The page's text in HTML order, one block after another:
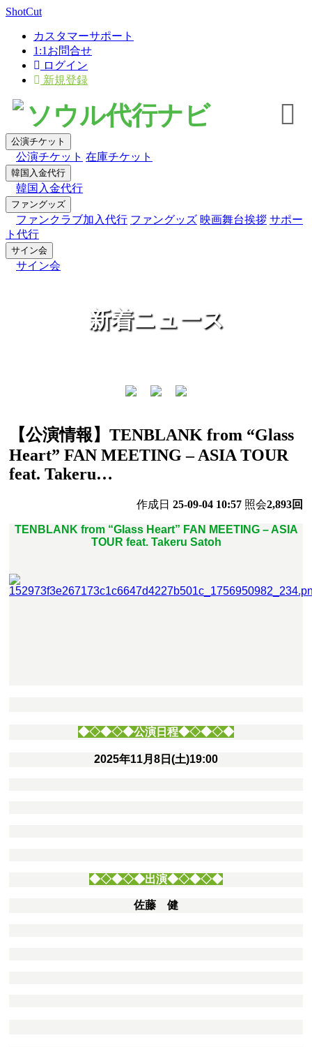
ShotCut
カスタマーサポート
1:1お問合せ
ログイン
新規登録
ソウル代行ナビ
公演チケット
公演チケット 在庫チケット
韓国入金代行
韓国入金代行
ファングッズ
ファンクラブ加入代行 ファングッズ 映画舞台挨拶 サポー
ト代行
サイン会
サイン会
新着ニュース
【公演情報】TENBLANK from “Glass
Heart” FAN MEETING – ASIA TOUR
feat. Takeru…
作成日 25-09-04 10:57 照会2,893回
TENBLANK from “Glass Heart” FAN MEETING – ASIA
TOUR feat. Takeru Satoh
◆◇◆◇◆公演日程◆◇◆◇◆
2025年11月8日(土)19:00
◆◇◆◇◆出演◆◇◆◇◆
佐藤 健